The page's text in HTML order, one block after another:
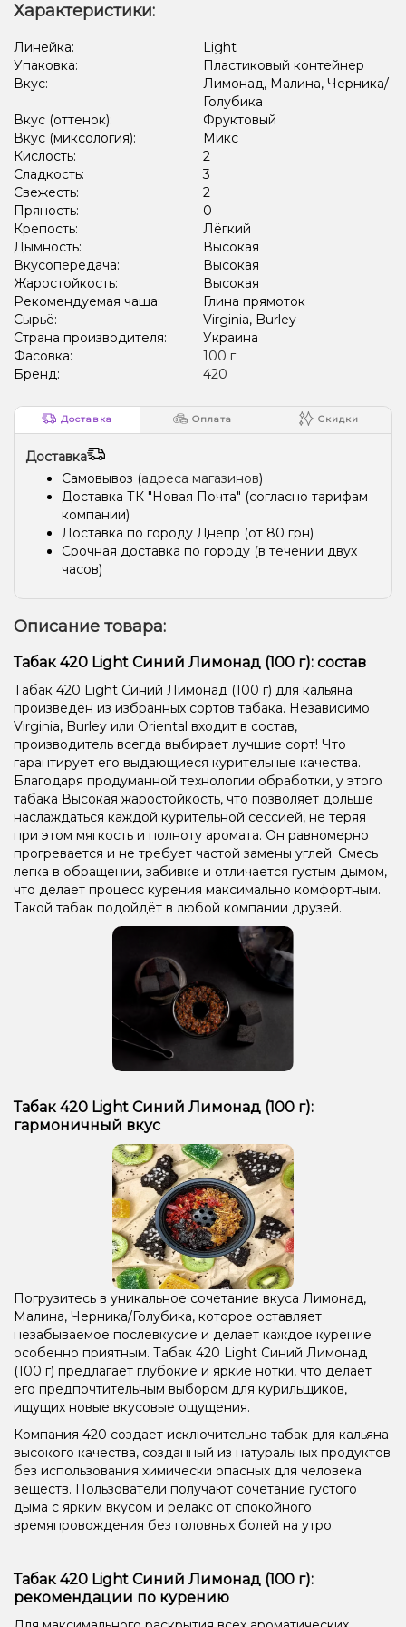
Лимонад, Огурец Ежевика, Желейки
Банан, Орех, Пирог/Кондитерка Мята, Ягоды Цитрусы
Вишня/Черешня, Клубника, Малина
Характеристики:
Линейка:
Light
Упаковка:
Пластиковый контейнер
Вкус:
Лимонад, Малина, Черника/
Голубика
Вкус (оттенок):
Фруктовый
Вкус (миксология):
Микс
Кислость:
2
Сладкость:
3
Свежесть:
2
Пряность:
0
Крепость:
Лёгкий
Дымность:
Высокая
Вкусопередача:
Высокая
Жаростойкость:
Высокая
Рекомендуемая чаша:
Глина прямоток
Сырьё:
Virginia, Burley
Страна производителя:
Украина
Фасовка:
100 г
Бренд:
420
Доставка Оплата Скидки
Доставка
Самовывоз (адреса магазинов)
Доставка ТК "Новая Почта" (согласно тарифам
компании)
Доставка по городу Днепр (от 80 грн)
Срочная доставка по городу (в течении двух
часов)
Описание товара:
Табак 420 Light Синий Лимонад (100 г): состав
Табак 420 Light Синий Лимонад (100 г) для кальяна
произведен из избранных сортов табака. Независимо
Virginia, Burley или Oriental входит в состав,
производитель всегда выбирает лучшие сорт! Что
гарантирует его выдающиеся курительные качества.
Благодаря продуманной технологии обработки, у этого
табака Высокая жаростойкость, что позволяет дольше
наслаждаться каждой курительной сессией, не теряя
при этом мягкость и полноту аромата. Он равномерно
прогревается и не требует частой замены углей. Смесь
легка в обращении, забивке и отличается густым дымом,
что делает процесс курения максимально комфортным.
Такой табак подойдёт в любой компании друзей.
Табак 420 Light Синий Лимонад (100 г):
гармоничный вкус
Погрузитесь в уникальное сочетание вкуса Лимонад,
Малина, Черника/Голубика, которое оставляет
незабываемое послевкусие и делает каждое курение
особенно приятным. Табак 420 Light Синий Лимонад
(100 г) предлагает глубокие и яркие нотки, что делает
его предпочтительным выбором для курильщиков,
ищущих новые вкусовые ощущения.
Компания 420 создает исключительно табак для кальяна
высокого качества, созданный из натуральных продуктов
без использования химически опасных для человека
веществ. Пользователи получают сочетание густого
дыма с ярким вкусом и релакс от спокойного
времяпровождения без головных болей на утро.
Табак 420 Light Синий Лимонад (100 г):
рекомендации по курению